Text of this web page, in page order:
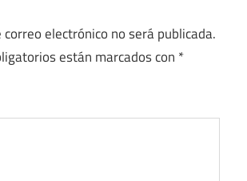
correo electrónico no será publicada.
están marcados con *